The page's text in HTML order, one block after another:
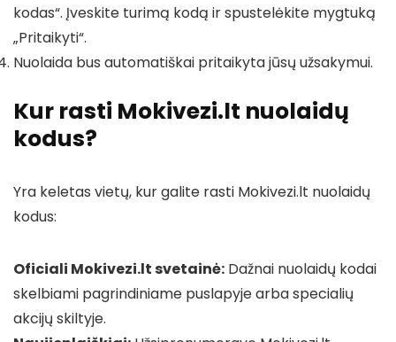
kodas“. Įveskite turimą kodą ir spustelėkite mygtuką
„Pritaikyti“.
Nuolaida bus automatiškai pritaikyta jūsų užsakymui.
Kur rasti Mokivezi.lt nuolaidų
kodus?
Yra keletas vietų, kur galite rasti Mokivezi.lt nuolaidų
kodus:
Oficiali Mokivezi.lt svetainė: Dažnai nuolaidų kodai
skelbiami pagrindiniame puslapyje arba specialių
akcijų skiltyje.